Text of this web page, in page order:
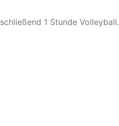
1 Stunde Volleyball.